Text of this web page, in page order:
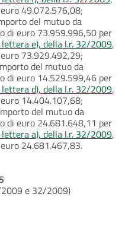
49.072.576,08;
del mutuo da
di euro 73.959.996,50 per
e), della l.r. 32/2009,
73.929.492,29;
del mutuo da
di euro 14.529.599,46 per
d), della l.r. 32/2009,
14.404.107,68;
del mutuo da
di euro 24.681.648,11 per
a), della l.r. 32/2009,
24.681.467,83.
e 32/2009)